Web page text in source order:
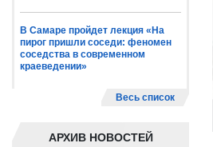
В Самаре пройдет лекция «На
пирог пришли соседи: феномен
соседства в современном
краеведении»
Весь список
АРХИВ НОВОСТЕЙ